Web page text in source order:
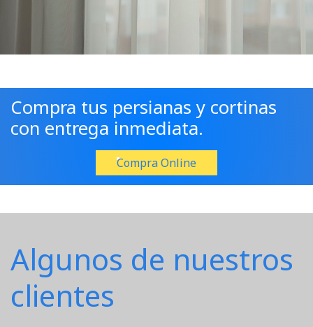
Compra tus persianas y cortinas
con entrega inmediata.
Compra Online
Algunos de nuestros
clientes